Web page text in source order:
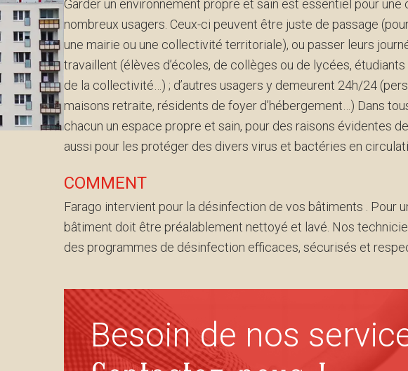
Garder un environnement propre et sain est essentiel pour
nombreux usagers. Ceux-ci peuvent être juste de passage
une mairie ou une collectivité territoriale), ou passer leurs
travaillent (élèves d’écoles, de collèges ou de lycées,
de la collectivité…) ; d’autres usagers y demeurent 24h/24
maisons retraite, résidents de foyer d’hébergement…) Dans
chacun un espace propre et sain, pour des raisons évidentes
aussi pour les protéger des divers virus et bactéries en
COMMENT
Farago intervient pour la désinfection de vos bâtiments . Pour
bâtiment doit être préalablement nettoyé et lavé. Nos
des programmes de désinfection efficaces, sécurisés et
Besoin de nos